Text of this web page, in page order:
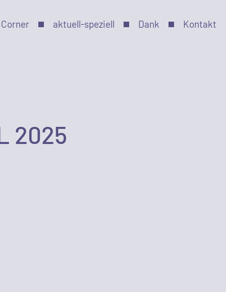
aktuell-speziell Dank Kontakt
2025